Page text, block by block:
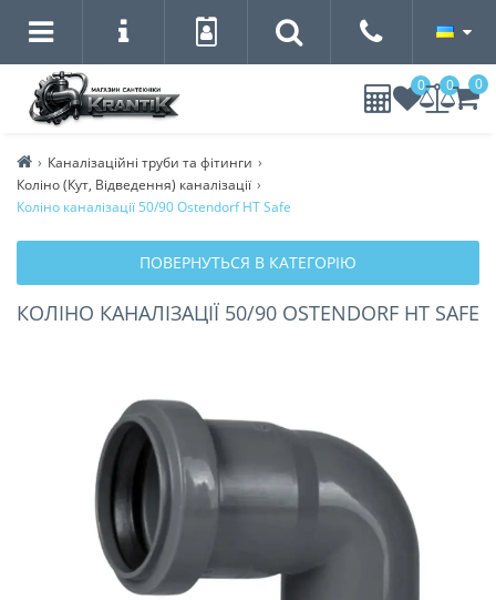
0 0 0
Каналізаційні труби та фітинги
Коліно (Кут, Відведення) каналізації
Коліно каналізації 50/90 Ostendorf HT Safe
ПОВЕРНУТЬСЯ В КАТЕГОРІЮ
КОЛІНО КАНАЛІЗАЦІЇ 50/90 OSTENDORF HT SAFE